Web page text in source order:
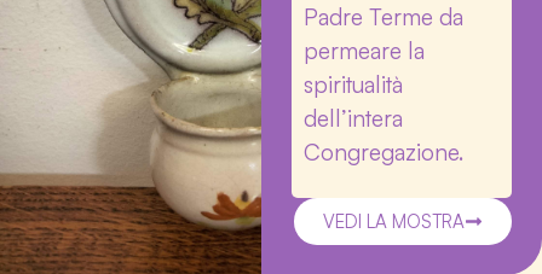
Padre Terme da
permeare la
spiritualità
dell’intera
Congregazione.
VEDI LA MOSTRA